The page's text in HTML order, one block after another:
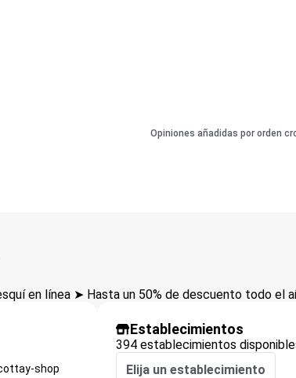
Opiniones añadidas por orden
en línea ➤ Hasta un 50% de descuento todo el
shop
Establecimientos
394 establecimientos
Elija un establecimiento